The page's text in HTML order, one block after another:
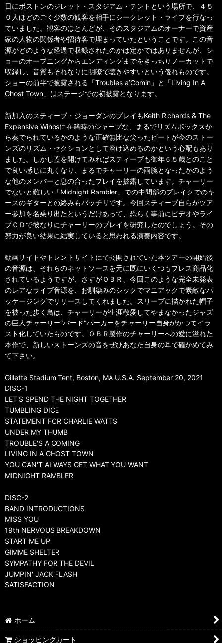
日にボストンのジレット・スタジアム・テントという場所で、４５
０人ほどのごく少数の観客を相手にシークレット・ライブを行なっ
ていました。観客のほとんどが、そのスタジアムのオーナーで資産
家の人物の関係者や招待客で埋まっていたということです。この音
源がどのような経過で収録されたのかは定かではありませんが、シ
ョーのオープニングからエンディングまでをきっちりノーカットで
収録し、音質もそれなりに明瞭で聴きやすいという優れものです。
ショーの前半で披露される「Troubles a’Comin」と「Living In A
Ghost Town」はステージでの初披露となります。
新加入のスティーブ・ジョーダンのプレイもKeith Richards & The
Expensive Winosに在籍時のシャープな、まるでリズムボックスか
ら奏でられているかのような正確無比な尖ったビートが今のストー
ンズのリズム・セクションとして溶け込めるのかという心配もあり
ました。しかし蓋を開けてみればスティーブも御年６５歳とのこと
で良い感じに丸くなり、まるでチャーリーの両腕となったかのよう
な他のメンバーと息の合ったプレイを披露しています。チャーリー
でないと難しい「Midnight Rambler」での中間部のブレイクでのキ
ースのギターとの絡みもバッチリです。今回スティーブ自らがツア
ー参加を名乗り出たというだけあって、恐らく事前にビデオやライ
ブＣＤで彼なりにチャーリーのプレイを研究したのでしょう。その
努力が良い結果に結実していると思われる演奏内容です。
動画サイトやトレントサイトにて公開されていた本ツアーの開始後
の音源は、それらのネットソースを元に既にいくつもプレス商品化
されているようですが、さすがＯＢＲ、今回このような完全未発表
のレアなライブ音源を、お馴染みのシックでマニアックで素敵なパ
ッケージングでリリースしてくれました。スリーブに描かれた帽子
を被った歩く鳥は、チャーリーが生涯敬愛してやまなかったジャズ
の巨人チャーリー“バード”パーカーをチャーリー自身がかつてイラ
スト化していたものです。ＯＢＲ製作のチャーリーへの愛に溢れた
本作で、新しいストーンズの音をぜひあなた自身の耳で確かめてみ
て下さい。
Gillette Stadium Tent, Boston, MA U.S.A. September 20, 2021
DISC-1
LET'S SPEND THE NIGHT TOGETHER
TUMBLING DICE
STATEMENT FOR CHARLIE WATTS
UNDER MY THUMB
TROUBLE'S A COMING
LIVING IN A GHOST TOWN
YOU CAN'T ALWAYS GET WHAT YOU WANT
MIDNIGHT RAMBLER
DISC-2
BAND INTRODUCTIONS
MISS YOU
19th NERVOUS BREAKDOWN
START ME UP
GIMME SHELTER
SYMPATHY FOR THE DEVIL
JUMPIN' JACK FLASH
SATISFACTION
ホーム
ショッピングカート